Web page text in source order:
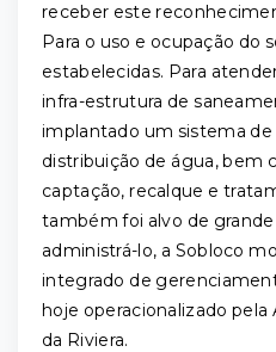
receber este
Para o uso e ocupação do
estabelecidas. Para
infra-estrutura de
implantado um sistema
distribuição de água, bem
captação, recalque e
também foi alvo de
administrá-lo, a Sobloco
integrado de
hoje operacionalizado pela
da Riviera.